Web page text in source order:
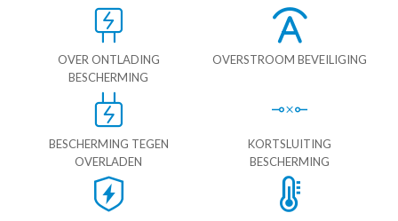
OVER ONTLADING
BESCHERMING
OVERSTROOM BEVEILIGING
BESCHERMING TEGEN
OVERLADEN
KORTSLUITING
BESCHERMING